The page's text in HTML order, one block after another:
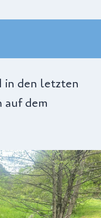
in den letzten
dem